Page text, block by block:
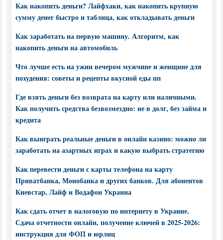
Как накопить деньги? Лайфхаки, как накопить крупную
сумму денег быстро и таблица, как откладывать деньги
Как заработать на первую машину. Алгоритм, как
накопить деньги на автомобиль
Что лучше есть на ужин вечером мужчине и женщине для
похудения: советы и рецепты вкусной еды пп
Где взять деньги без возврата на карту или наличными.
Как получить средства безвозмездно: не в долг, без займа и
кредита
Как выиграть реальные деньги в онлайн казино: можно ли
заработать на азартных играх и какую выбрать стратегию
Как перевести деньги с карты телефона на карту
Приватбанка, Монобанка и других банков. Для абонентов
Киевстар, Лайф и Водафон Украина
Как сдать отчет в налоговую по интернету в Украине.
Сдача отчетности онлайн, получение ключей в 2025-2026:
инструкция для ФОП и юрлиц